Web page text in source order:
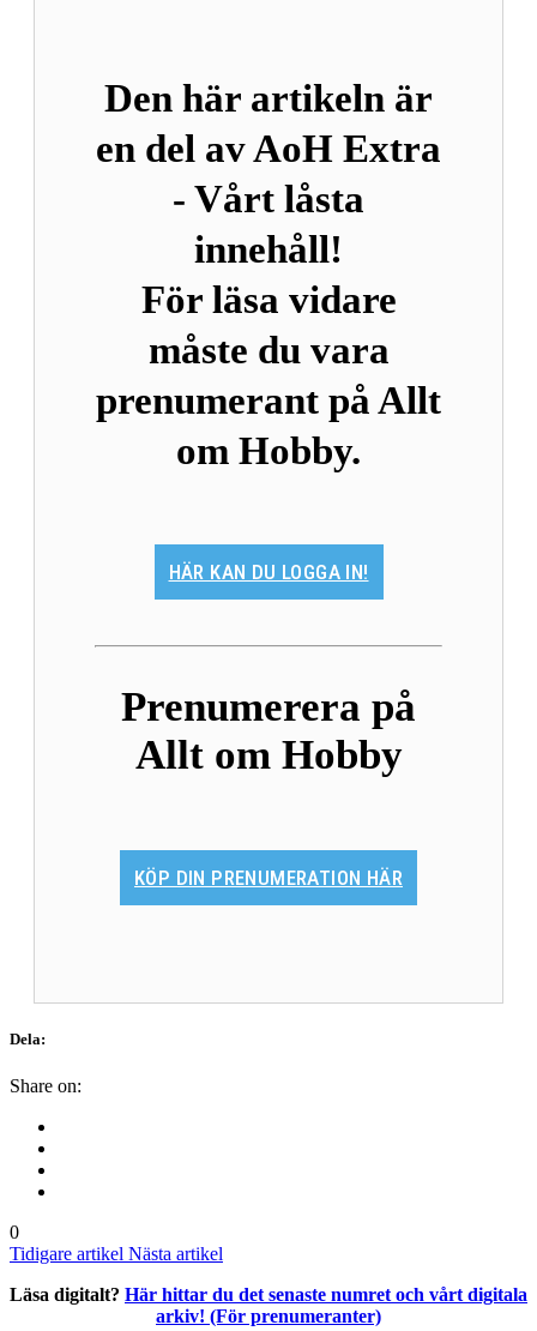
Den här artikeln är
en del av AoH Extra
- Vårt låsta
innehåll!
För läsa vidare
måste du vara
prenumerant på Allt
om Hobby.
HÄR KAN DU LOGGA IN!
Prenumerera på
Allt om Hobby
KÖP DIN PRENUMERATION HÄR
Dela:
Share on:
0
Tidigare artikel Nästa artikel
Läsa digitalt? Här hittar du det senaste numret och vårt digitala
arkiv! (För prenumeranter)